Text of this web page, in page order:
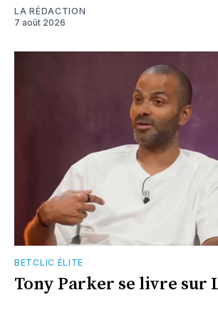
LA RÉDACTION
7 août 2026
BETCLIC ÉLITE
Tony Parker se livre sur